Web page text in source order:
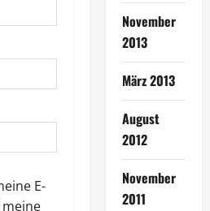
E-
November
2013
März 2013
August
2012
November
2011